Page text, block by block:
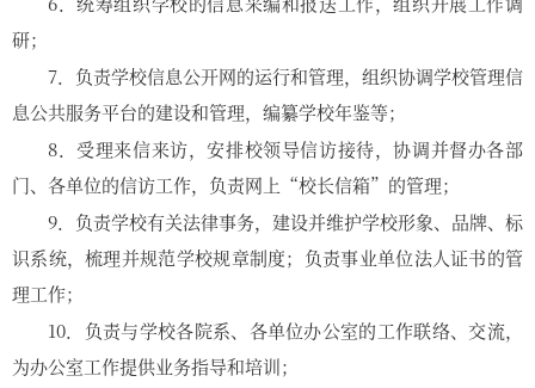
研；
7．负责学校信息公开网的运行和管理，组织协调学校管理信
息公共服务平台的建设和管理，编纂学校年鉴等；
8．受理来信来访，安排校领导信访接待，协调并督办各部
门、各单位的信访工作，负责网上“校长信箱”的管理；
9．负责学校有关法律事务，建设并维护学校形象、品牌、标
识系统，梳理并规范学校规章制度；负责事业单位法人证书的管
理工作；
10．负责与学校各院系、各单位办公室的工作联络、交流，
为办公室工作提供业务指导和培训；